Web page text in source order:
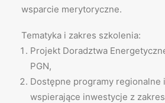
wsparcie merytoryczne.
Tematyka i zakres szkolenia:
Projekt Doradztwa
PGN,
Dostępne programy regionalne
wspierające inwestycje z